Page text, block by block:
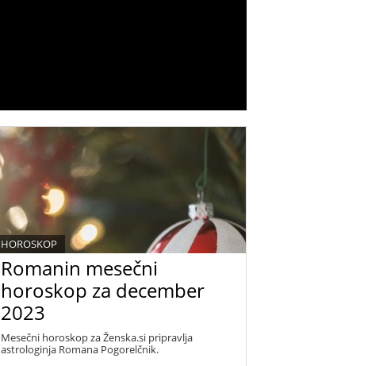
Romanin mesečni
horoskop za december
2023
HOROSKOP
Mesečni horoskop za Ženska.si pripravlja
astrologinja Romana Pogorelčnik.